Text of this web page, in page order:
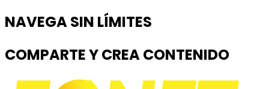
NAVEGA SIN LÍMITES
COMPARTE Y CREA CONTENIDO